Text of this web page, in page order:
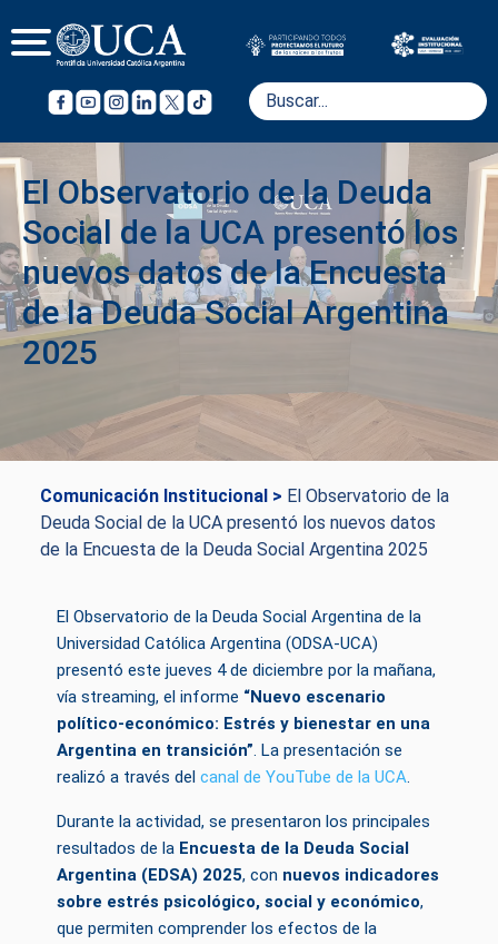
El Observatorio de la Deuda
Social de la UCA presentó los
nuevos datos de la Encuesta
de la Deuda Social Argentina
2025
Comunicación Institucional > El Observatorio de la
Deuda Social de la UCA presentó los nuevos datos
de la Encuesta de la Deuda Social Argentina 2025
El Observatorio de la Deuda Social Argentina de la
Universidad Católica Argentina (ODSA-UCA)
presentó este jueves 4 de diciembre por la mañana,
vía streaming, el informe “Nuevo escenario
político-económico: Estrés y bienestar en una
Argentina en transición”. La presentación se
realizó a través del canal de YouTube de la UCA.
Durante la actividad, se presentaron los principales
resultados de la Encuesta de la Deuda Social
Argentina (EDSA) 2025, con nuevos indicadores
sobre estrés psicológico, social y económico,
que permiten comprender los efectos de la